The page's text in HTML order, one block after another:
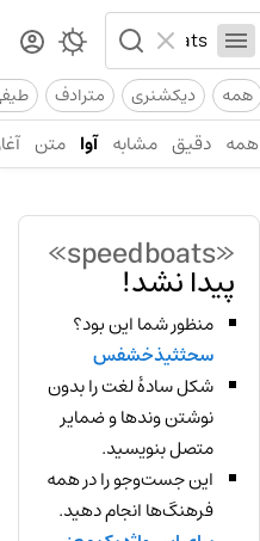
همه دیکشنری مترادف
همه دقیق مشابه آوا متن
«speedboats»
پیدا نشد!
منظور شما این بود؟
سحثثیذخشفس
شکل سادهٔ لغت را بدون
نوشتن وندها و ضمایر
متصل بنویسید.
این جست‌وجو را در همه
فرهنگ‌ها انجام دهید.